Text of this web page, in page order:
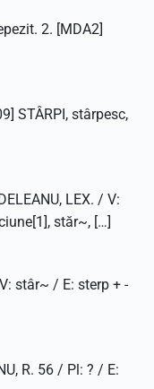
2. [MDA2]
STÂRPI, stârpesc,
LEX. / V:
stăr~, […]
stâr~ / E: sterp + -
R. 56 / Pl: ? / E: